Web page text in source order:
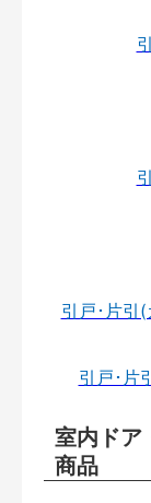
引戸･片引
引戸･片
室内ドア
商品